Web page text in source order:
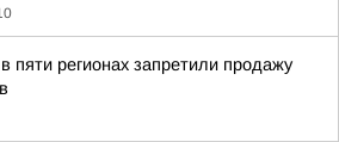
пяти регионах запретили продажу